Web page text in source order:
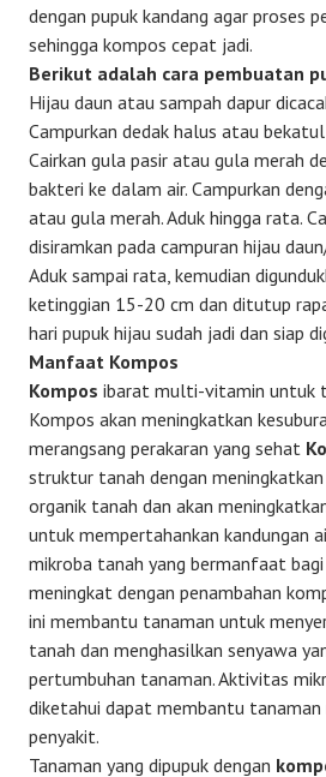
dengan pupuk kandang agar proses
sehingga kompos cepat jadi.
Berikut adalah cara pembuatan
Hijau daun atau sampah dapur
Campurkan dedak halus atau
Cairkan gula pasir atau gula merah
bakteri ke dalam air. Campurkan
atau gula merah. Aduk hingga rata.
disiramkan pada campuran hijau
Aduk sampai rata, kemudian
ketinggian 15-20 cm dan ditutup
hari pupuk hijau sudah jadi dan siap
Manfaat Kompos
Kompos ibarat multi-vitamin untuk
Kompos akan meningkatkan
merangsang perakaran yang sehat
struktur tanah dengan meningkatkan
organik tanah dan akan
untuk mempertahankan kandungan
mikroba tanah yang bermanfaat
meningkat dengan penambahan
ini membantu tanaman untuk
tanah dan menghasilkan senyawa
pertumbuhan tanaman. Aktivitas
diketahui dapat membantu tanaman
penyakit.
Tanaman yang dipupuk dengan